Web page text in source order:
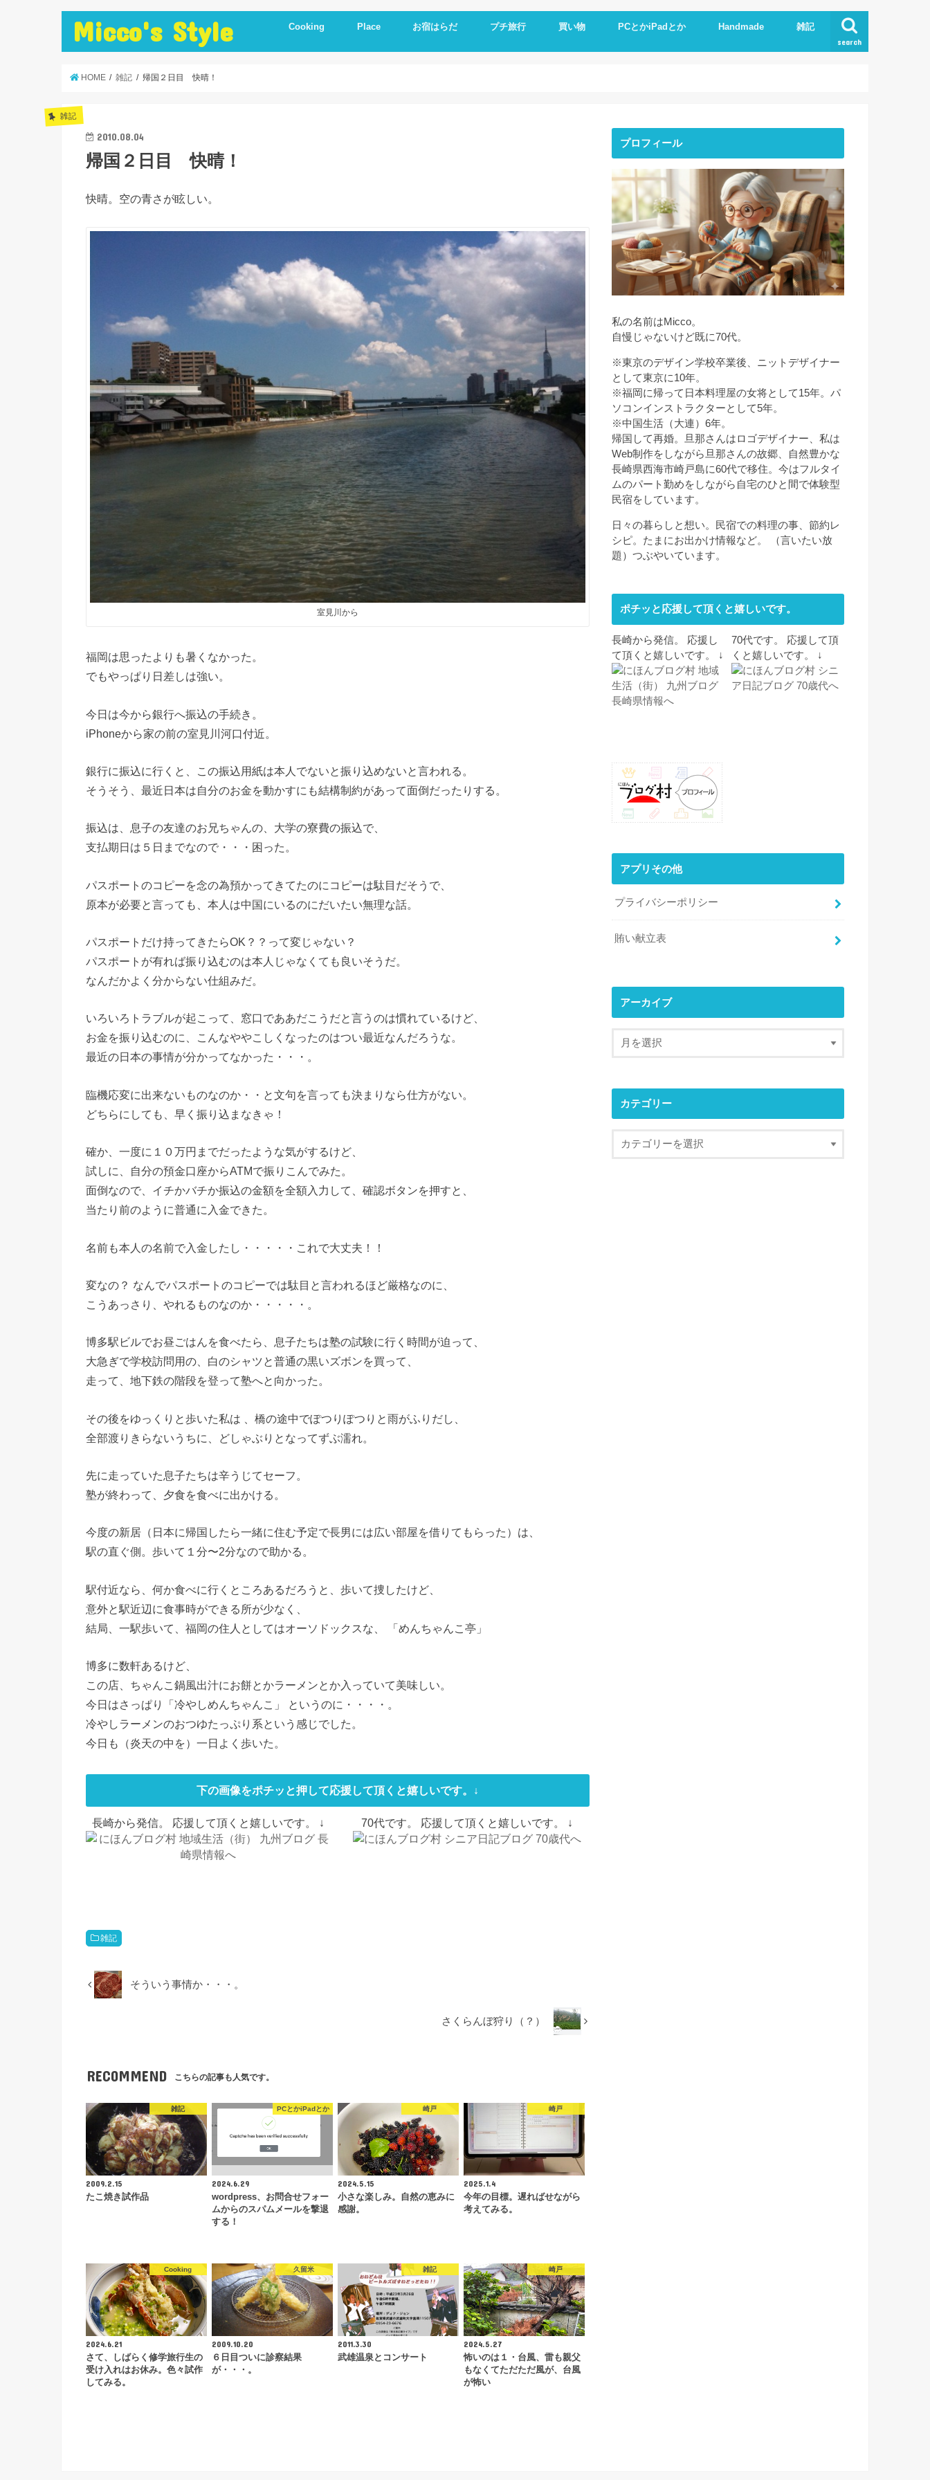
Micco's Style search
Cooking
cooking idea
冷蔵庫の残り物で作る
手抜き簡単レシピ
ダイエットレシピ
節約レシピ
保存食
炊飯器料理
簡単おやつ
低温調理
簡単＋一品
まかない
お弁当
レシピとか
美味しいもの
便利調理器
Place
崎戸
佐世保
長崎
大連
久留米
福岡
お宿はらだ
修学旅行
体験民宿夕ご飯
体験民宿朝食
プチ旅行
Hotel
朝食
ランチ
夕食
買い物
海外通販
PCとかiPadとか
iPhone
ipad
Excel.Word
AI
Handmade
Knit
ストーンアート
服作り
雑記
読書
HOME 雑記 帰国２日目 快晴！
雑記
2010.08.04
帰国２日目 快晴！
快晴。空の青さが眩しい。
室見川から
福岡は思ったよりも暑くなかった。
でもやっぱり日差しは強い。
今日は今から銀行へ振込の手続き。
iPhoneから家の前の室見川河口付近。
銀行に振込に行くと、この振込用紙は本人でないと振り込めないと言われる。
そうそう、最近日本は自分のお金を動かすにも結構制約があって面倒だったりする。
振込は、息子の友達のお兄ちゃんの、大学の寮費の振込で、
支払期日は５日までなので・・・困った。
パスポートのコピーを念の為預かってきてたのにコピーは駄目だそうで、
原本が必要と言っても、本人は中国にいるのにだいたい無理な話。
パスポートだけ持ってきたらOK？？って変じゃない？
パスポートが有れば振り込むのは本人じゃなくても良いそうだ。
なんだかよく分からない仕組みだ。
いろいろトラブルが起こって、窓口でああだこうだと言うのは慣れているけど、
お金を振り込むのに、こんなややこしくなったのはつい最近なんだろうな。
最近の日本の事情が分かってなかった・・・。
臨機応変に出来ないものなのか・・と文句を言っても決まりなら仕方がない。
どちらにしても、早く振り込まなきゃ！
確か、一度に１０万円までだったような気がするけど、
試しに、自分の預金口座からATMで振りこんでみた。
面倒なので、イチかバチか振込の金額を全額入力して、確認ボタンを押すと、
当たり前のように普通に入金できた。
名前も本人の名前で入金したし・・・・・これで大丈夫！！
変なの？ なんでパスポートのコピーでは駄目と言われるほど厳格なのに、
こうあっさり、やれるものなのか・・・・・。
博多駅ビルでお昼ごはんを食べたら、息子たちは塾の試験に行く時間が迫って、
大急ぎで学校訪問用の、白のシャツと普通の黒いズボンを買って、
走って、地下鉄の階段を登って塾へと向かった。
その後をゆっくりと歩いた私は 、橋の途中でぽつりぽつりと雨がふりだし、
全部渡りきらないうちに、どしゃぶりとなってずぶ濡れ。
先に走っていた息子たちは辛うじてセーフ。
塾が終わって、夕食を食べに出かける。
今度の新居（日本に帰国したら一緒に住む予定で長男には広い部屋を借りてもらった）は、
駅の直ぐ側。歩いて１分〜2分なので助かる。
駅付近なら、何か食べに行くところあるだろうと、歩いて捜したけど、
意外と駅近辺に食事時ができる所が少なく、
結局、一駅歩いて、福岡の住人としてはオーソドックスな、 「めんちゃんこ亭」
博多に数軒あるけど、
この店、ちゃんこ鍋風出汁にお餅とかラーメンとか入っていて美味しい。
今日はさっぱり「冷やしめんちゃんこ」 というのに・・・・。
冷やしラーメンのおつゆたっぷり系という感じでした。
今日も（炎天の中を）一日よく歩いた。
下の画像をポチッと押して応援して頂くと嬉しいです。↓
長崎から発信。 応援して頂くと嬉しいです。 ↓ 70代です。 応援して頂くと嬉しいです。 ↓
雑記
そういう事情か・・・。
さくらんぼ狩り（？）
RECOMMEND こちらの記事も人気です。
雑記
2009.2.15
たこ焼き試作品
PCとかiPadとか
2024.6.29
wordpress、お問合せフォー
ムからのスパムメールを撃退
する！
崎戸
2024.5.15
小さな楽しみ。自然の恵みに
感謝。
崎戸
2025.1.4
今年の目標。遅ればせながら
考えてみる。
Cooking
2024.6.21
さて、しばらく修学旅行生の
受け入れはお休み。色々試作
してみる。
久留米
2009.10.20
６日目ついに診察結果
が・・・。
雑記
2011.3.30
武雄温泉とコンサート
崎戸
2024.5.27
怖いのは１・台風、雷も親父
もなくてただただ風が、台風
が怖い
プロフィール
私の名前はMicco。
自慢じゃないけど既に70代。
※東京のデザイン学校卒業後、ニットデザイナー
として東京に10年。
※福岡に帰って日本料理屋の女将として15年。パ
ソコンインストラクターとして5年。
※中国生活（大連）6年。
帰国して再婚。旦那さんはロゴデザイナー、私は
Web制作をしながら旦那さんの故郷、自然豊かな
長崎県西海市崎戸島に60代で移住。今はフルタイ
ムのパート勤めをしながら自宅のひと間で体験型
民宿をしています。
日々の暮らしと想い。民宿での料理の事、節約レ
シピ。たまにお出かけ情報など。 （言いたい放
題）つぶやいています。
ポチッと応援して頂くと嬉しいです。
長崎から発信。 応援し
て頂くと嬉しいです。 ↓
70代です。 応援して頂
くと嬉しいです。 ↓
アプリその他
プライバシーポリシー
賄い献立表
アーカイブ
カテゴリー